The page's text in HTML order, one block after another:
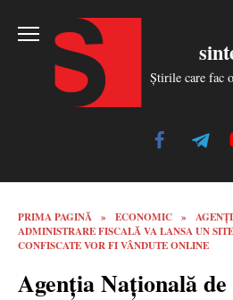
Știrile care fac
PRIMA PAGINĂ » ECONOMIC »
ADMINISTRARE FISCALĂ VA LANSA UN
CONFISCATE VOR FI VÂNDUTE ONLINE
Agenția Națională